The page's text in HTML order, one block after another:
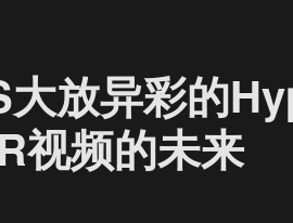
放异彩的
视频的未来